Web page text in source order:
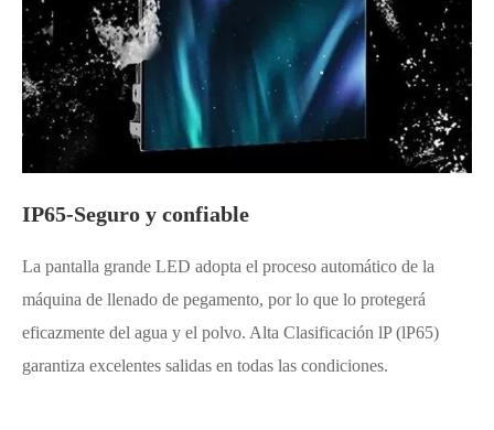
IP65-Seguro y confiable
La pantalla grande LED adopta el proceso automático de la
máquina de llenado de pegamento, por lo que lo protegerá
eficazmente del agua y el polvo. Alta Clasificación lP (lP65)
garantiza excelentes salidas en todas las condiciones.